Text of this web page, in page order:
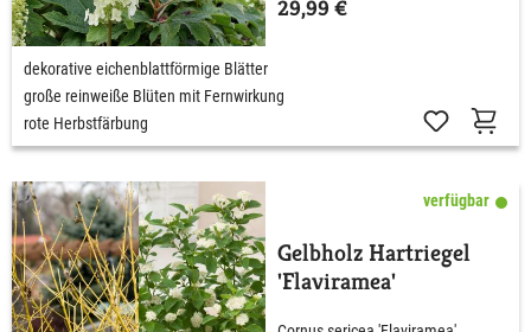
29,99 €
dekorative eichenblattförmige Blätter
große reinweiße Blüten mit Fernwirkung
rote Herbstfärbung
verfügbar
Gelbholz Hartriegel
'Flaviramea'